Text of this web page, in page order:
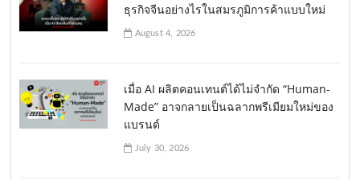
ธุรกิจจีนอย่างไรในสมรภูมิการค้าแบบใหม่
August 4, 2026
เมื่อ AI ผลิตคอนเทนต์ได้ไม่จำกัด “Human-
Made” อาจกลายเป็นฉลากพรีเมียมใหม่ของ
แบรนด์
July 30, 2026